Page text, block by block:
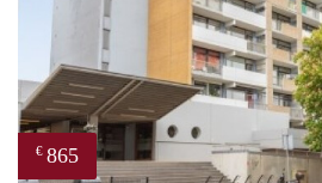
€ 865